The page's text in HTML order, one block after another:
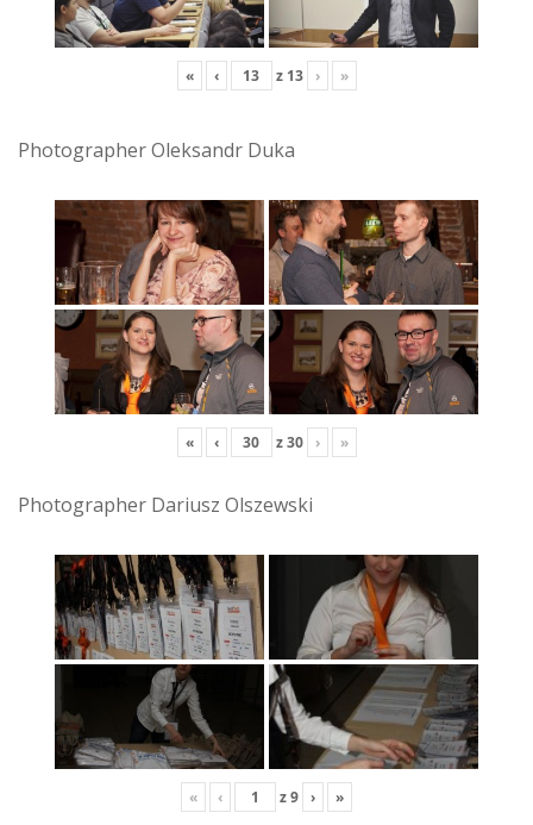
« ‹ z 13 › »
Photographer Oleksandr Duka
« ‹ z30 › »
Photographer Dariusz Olszewski
« ‹ z9 › »